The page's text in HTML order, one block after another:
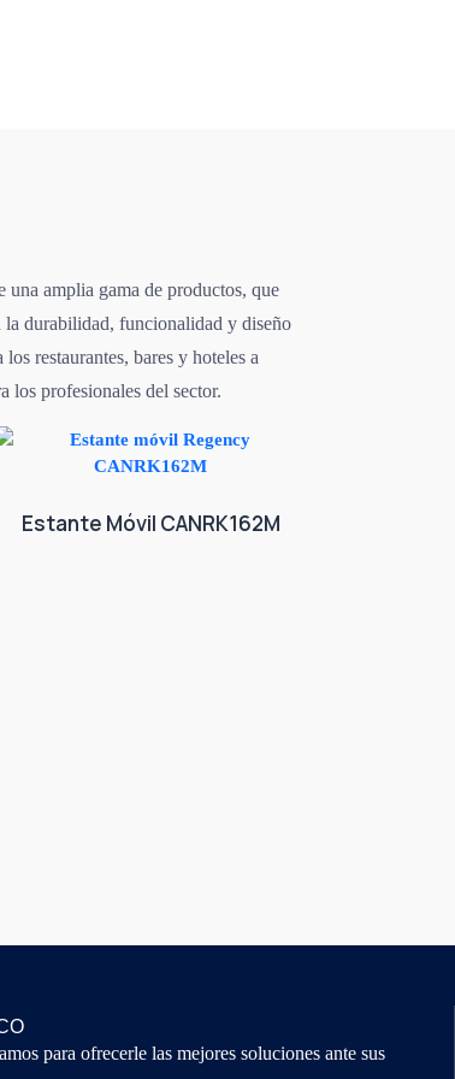
una amplia gama de productos, que
la durabilidad, funcionalidad y diseño
restaurantes, bares y hoteles a
los profesionales del sector.
Estante Móvil CANRK162M
para ofrecerle las mejores soluciones ante sus